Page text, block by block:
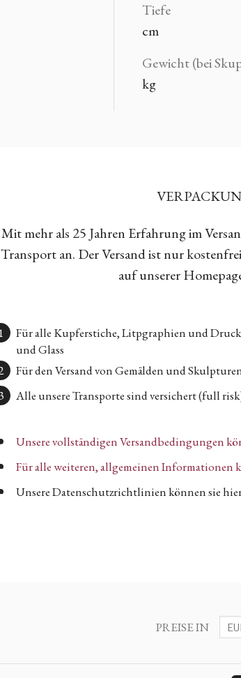
Tiefe
cm
Gewicht (bei
kg
Mit mehr als 25 Jahren Erfahrung im
Transport an. Der Versand ist nur
auf unserer
Für alle Kupferstiche, Litpgraphien und
und Glass
Für den Versand von Gemälden und
Alle unsere Transporte sind versichert (full
Unsere vollständigen Versandbedingungen
Für alle weiteren, allgemeinen Informationen
Unsere Datenschutzrichtlinien können sie
PREISE IN